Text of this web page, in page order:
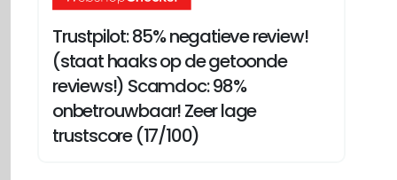
Trustpilot: 85% negatieve review!
(staat haaks op de getoonde
reviews!) Scamdoc: 98%
onbetrouwbaar! Zeer lage
trustscore (17/100)